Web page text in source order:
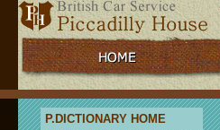
P.DICTIONARY HOME